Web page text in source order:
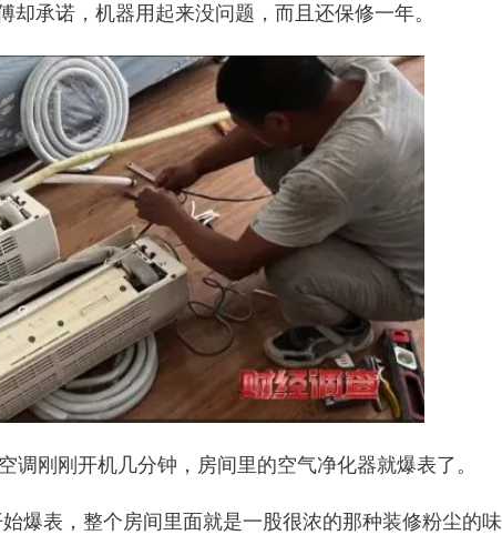
却承诺，机器用起来没问题，而且还保修一年。
空调刚刚开机几分钟，房间里的空气净化器就爆表了 。
爆表，整个房间里面就是一股很浓的那种装修粉尘的味